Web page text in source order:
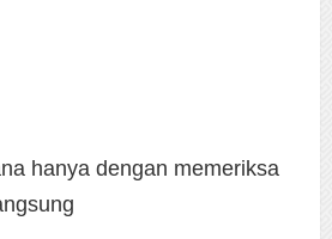
hanya dengan memeriksa